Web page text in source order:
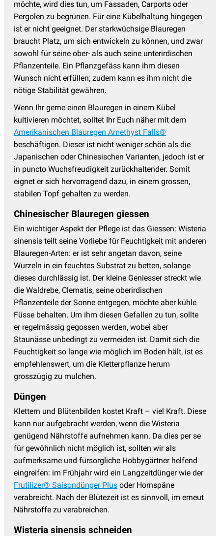
möchte, wird dies tun, um Fassaden, Carports oder
Pergolen zu begrünen. Für eine Kübelhaltung hingegen
ist er nicht geeignet. Der starkwüchsige Blauregen
braucht Platz, um sich entwickeln zu können, und zwar
sowohl für seine ober- als auch seine unterirdischen
Pflanzenteile. Ein Pflanzgefäss kann ihm diesen
Wunsch nicht erfüllen; zudem kann es ihm nicht die
nötige Stabilität gewähren.
Wenn Ihr gerne einen Blauregen in einem Kübel
kultivieren möchtet, solltet Ihr Euch näher mit dem
Amerikanischen Blauregen Amethyst Falls®
beschäftigen. Dieser ist nicht weniger schön als die
Japanischen oder Chinesischen Varianten, jedoch ist er
in puncto Wuchsfreudigkeit zurückhaltender. Somit
eignet er sich hervorragend dazu, in einem grossen,
stabilen Topf gehalten zu werden.
Chinesischer Blauregen giessen
Ein wichtiger Aspekt der Pflege ist das Giessen: Wisteria
sinensis teilt seine Vorliebe für Feuchtigkeit mit anderen
Blauregen-Arten: er ist sehr angetan davon, seine
Wurzeln in ein feuchtes Substrat zu betten, solange
dieses durchlässig ist. Der kleine Geniesser streckt wie
die Waldrebe, Clematis, seine oberirdischen
Pflanzenteile der Sonne entgegen, möchte aber kühle
Füsse behalten. Um ihm diesen Gefallen zu tun, sollte
er regelmässig gegossen werden, wobei aber
Staunässe unbedingt zu vermeiden ist. Damit sich die
Feuchtigkeit so lange wie möglich im Boden hält, ist es
empfehlenswert, um die Kletterpflanze herum
grosszügig zu mulchen.
Düngen
Klettern und Blütenbilden kostet Kraft – viel Kraft. Diese
kann nur aufgebracht werden, wenn die Wisteria
genügend Nährstoffe aufnehmen kann. Da dies per se
für gewöhnlich nicht möglich ist, sollten wir als
aufmerksame und fürsorgliche Hobbygärtner helfend
eingreifen: im Frühjahr wird ein Langzeitdünger wie der
Frutilizer® Saisondünger Plus oder Hornspäne
verabreicht. Nach der Blütezeit ist es sinnvoll, im erneut
Nährstoffe zu verabreichen.
Wisteria sinensis schneiden